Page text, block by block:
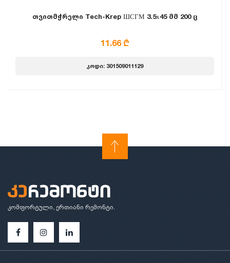
თვითმჭრელი Tech-Krep ШСГМ 3.5х45 მმ 200 ც
11.66 ₾
კოდი: 301509011129
კომფორტული, ერთიანი რემონტი.